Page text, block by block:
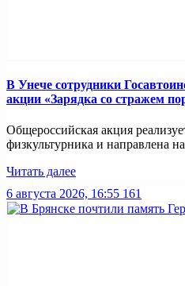
В Унече сотрудники
акции «Зарядка со стражем
Общероссийская акция
физкультурника и направлена
Читать далее
6 августа 2026, 16:55 161